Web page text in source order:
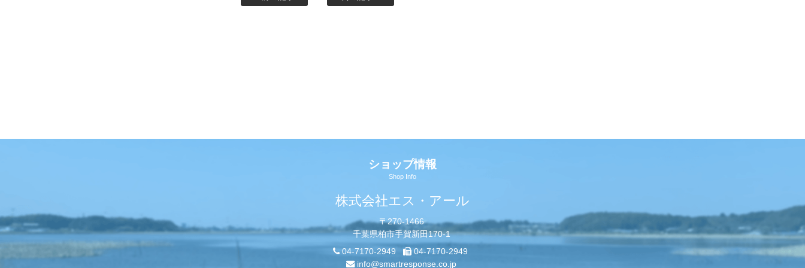
ショップ情報
Shop Info
株式会社エス・アール
〒270-1466
千葉県柏市手賀新田170-1
04-7170-2949
04-7170-2949
info@smartresponse.co.jp